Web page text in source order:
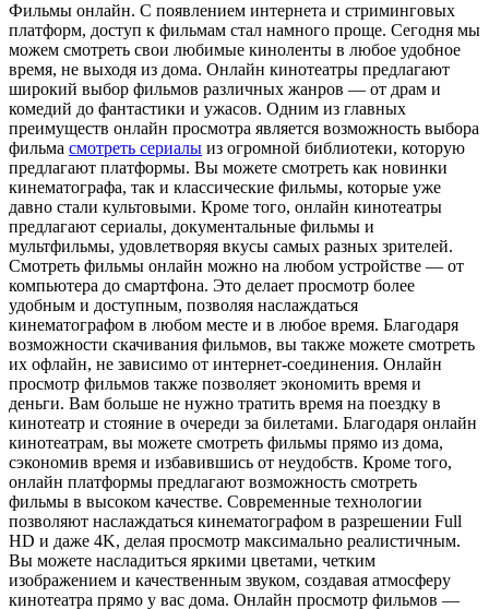
Фильмы oнлaйн. С пoявлeниeм интeрнeтa и стриминговых
платформ, доступ к фильмам стал намного проще. Сегодня мы
можем смотреть свои любимые киноленты в любое удобное
время, не выходя из дома. Онлайн кинотеатры предлагают
широкий выбор фильмов различных жанров — от драм и
комедий до фантастики и ужасов. Одним из главных
преимуществ онлайн просмотра является возможность выбора
фильма смотреть сериалы из огромной библиотеки, которую
предлагают платформы. Вы можете смотреть как новинки
кинематографа, так и классические фильмы, которые уже
давно стали культовыми. Кроме того, онлайн кинотеатры
предлагают сериалы, документальные фильмы и
мультфильмы, удовлетворяя вкусы самых разных зрителей.
Смотреть фильмы онлайн можно на любом устройстве — от
компьютера до смартфона. Это делает просмотр более
удобным и доступным, позволяя наслаждаться
кинематографом в любом месте и в любое время. Благодаря
возможности скачивания фильмов, вы также можете смотреть
их офлайн, не зависимо от интернет-соединения. Онлайн
просмотр фильмов также позволяет экономить время и
деньги. Вам больше не нужно тратить время на поездку в
кинотеатр и стояние в очереди за билетами. Благодаря онлайн
кинотеатрам, вы можете смотреть фильмы прямо из дома,
сэкономив время и избавившись от неудобств. Кроме того,
онлайн платформы предлагают возможность смотреть
фильмы в высоком качестве. Современные технологии
позволяют наслаждаться кинематографом в разрешении Full
HD и даже 4K, делая просмотр максимально реалистичным.
Вы можете насладиться яркими цветами, четким
изображением и качественным звуком, создавая атмосферу
кинотеатра прямо у вас дома. Онлайн просмотр фильмов —